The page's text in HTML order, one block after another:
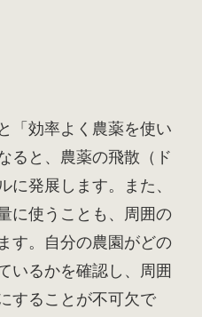
「効率よく農薬を使い
ると、農薬の飛散（ド
に発展します。また、
に使うことも、周囲の
す。自分の農園がどの
いるかを確認し、周囲
することが不可欠で